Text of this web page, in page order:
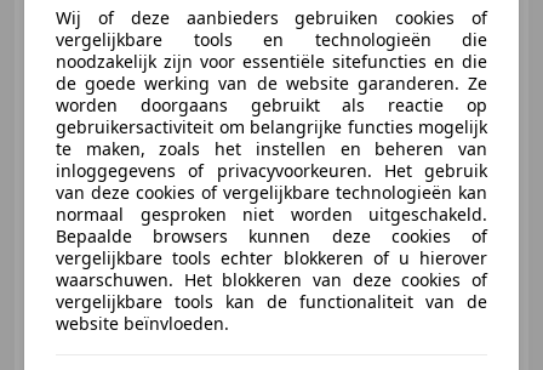
Super Glide 88 FXDX Sport
€ 10.950
01/2000 32.099 km Benzine 50 kW (68 PK)
Frans Bleeker
Wij of deze aanbieders gebruiken cookies of
vergelijkbare tools en technologieën die
noodzakelijk zijn voor essentiële sitefuncties en die
de goede werking van de website garanderen. Ze
worden doorgaans gebruikt als reactie op
gebruikersactiviteit om belangrijke functies mogelijk
te maken, zoals het instellen en beheren van
inloggegevens of privacyvoorkeuren. Het gebruik
van deze cookies of vergelijkbare technologieën kan
normaal gesproken niet worden uitgeschakeld.
Bepaalde browsers kunnen deze cookies of
vergelijkbare tools echter blokkeren of u hierover
waarschuwen. Het blokkeren van deze cookies of
vergelijkbare tools kan de functionaliteit van de
website beïnvloeden.